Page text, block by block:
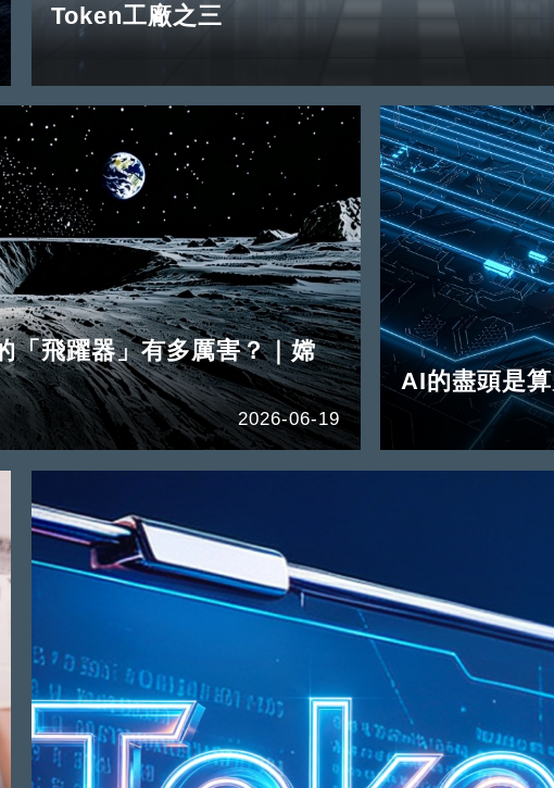
Token工廠之三
飛躍器」有多厲害？｜嫦
2026-06-19
AI的盡頭是